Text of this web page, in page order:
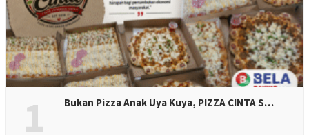
1 Bukan Pizza Anak Uya Kuya, PIZZA CINTA S…